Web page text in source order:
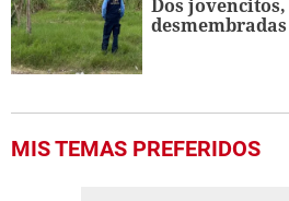
Dos
MIS TEMAS PREFERIDOS